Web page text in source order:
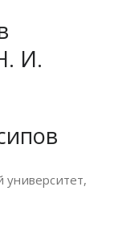
И.
университет,